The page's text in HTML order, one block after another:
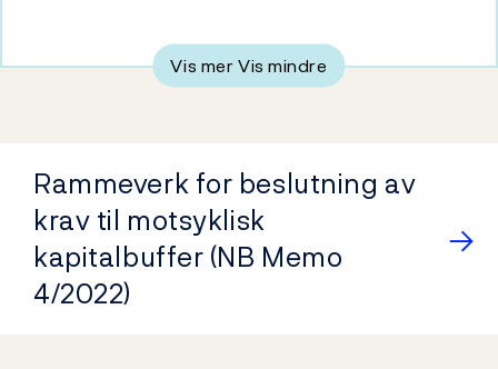
Vis merVis mindre
Rammeverk for beslutning av
krav til motsyklisk
kapitalbuffer (NB Memo
4/2022)